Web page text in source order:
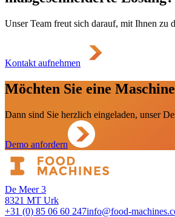
Unser Team freut sich darauf, mit Ihnen zu
Kontakt aufnehmen
Möchten Sie eine
Dann sind Sie herzlich eingeladen, unser
Demo anfordern
De Meer 3
8321 MT Urk
+31 (0) 85 06 60 247info@food-